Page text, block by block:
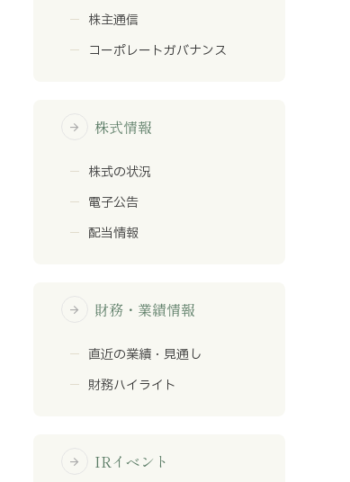
株主通信
コーポレートガバナンス
arrow_forward 株式情報
株式の状況
電子公告
配当情報
arrow_forward 財務・業績情報
直近の業績・見通し
財務ハイライト
arrow_forward IRイベント